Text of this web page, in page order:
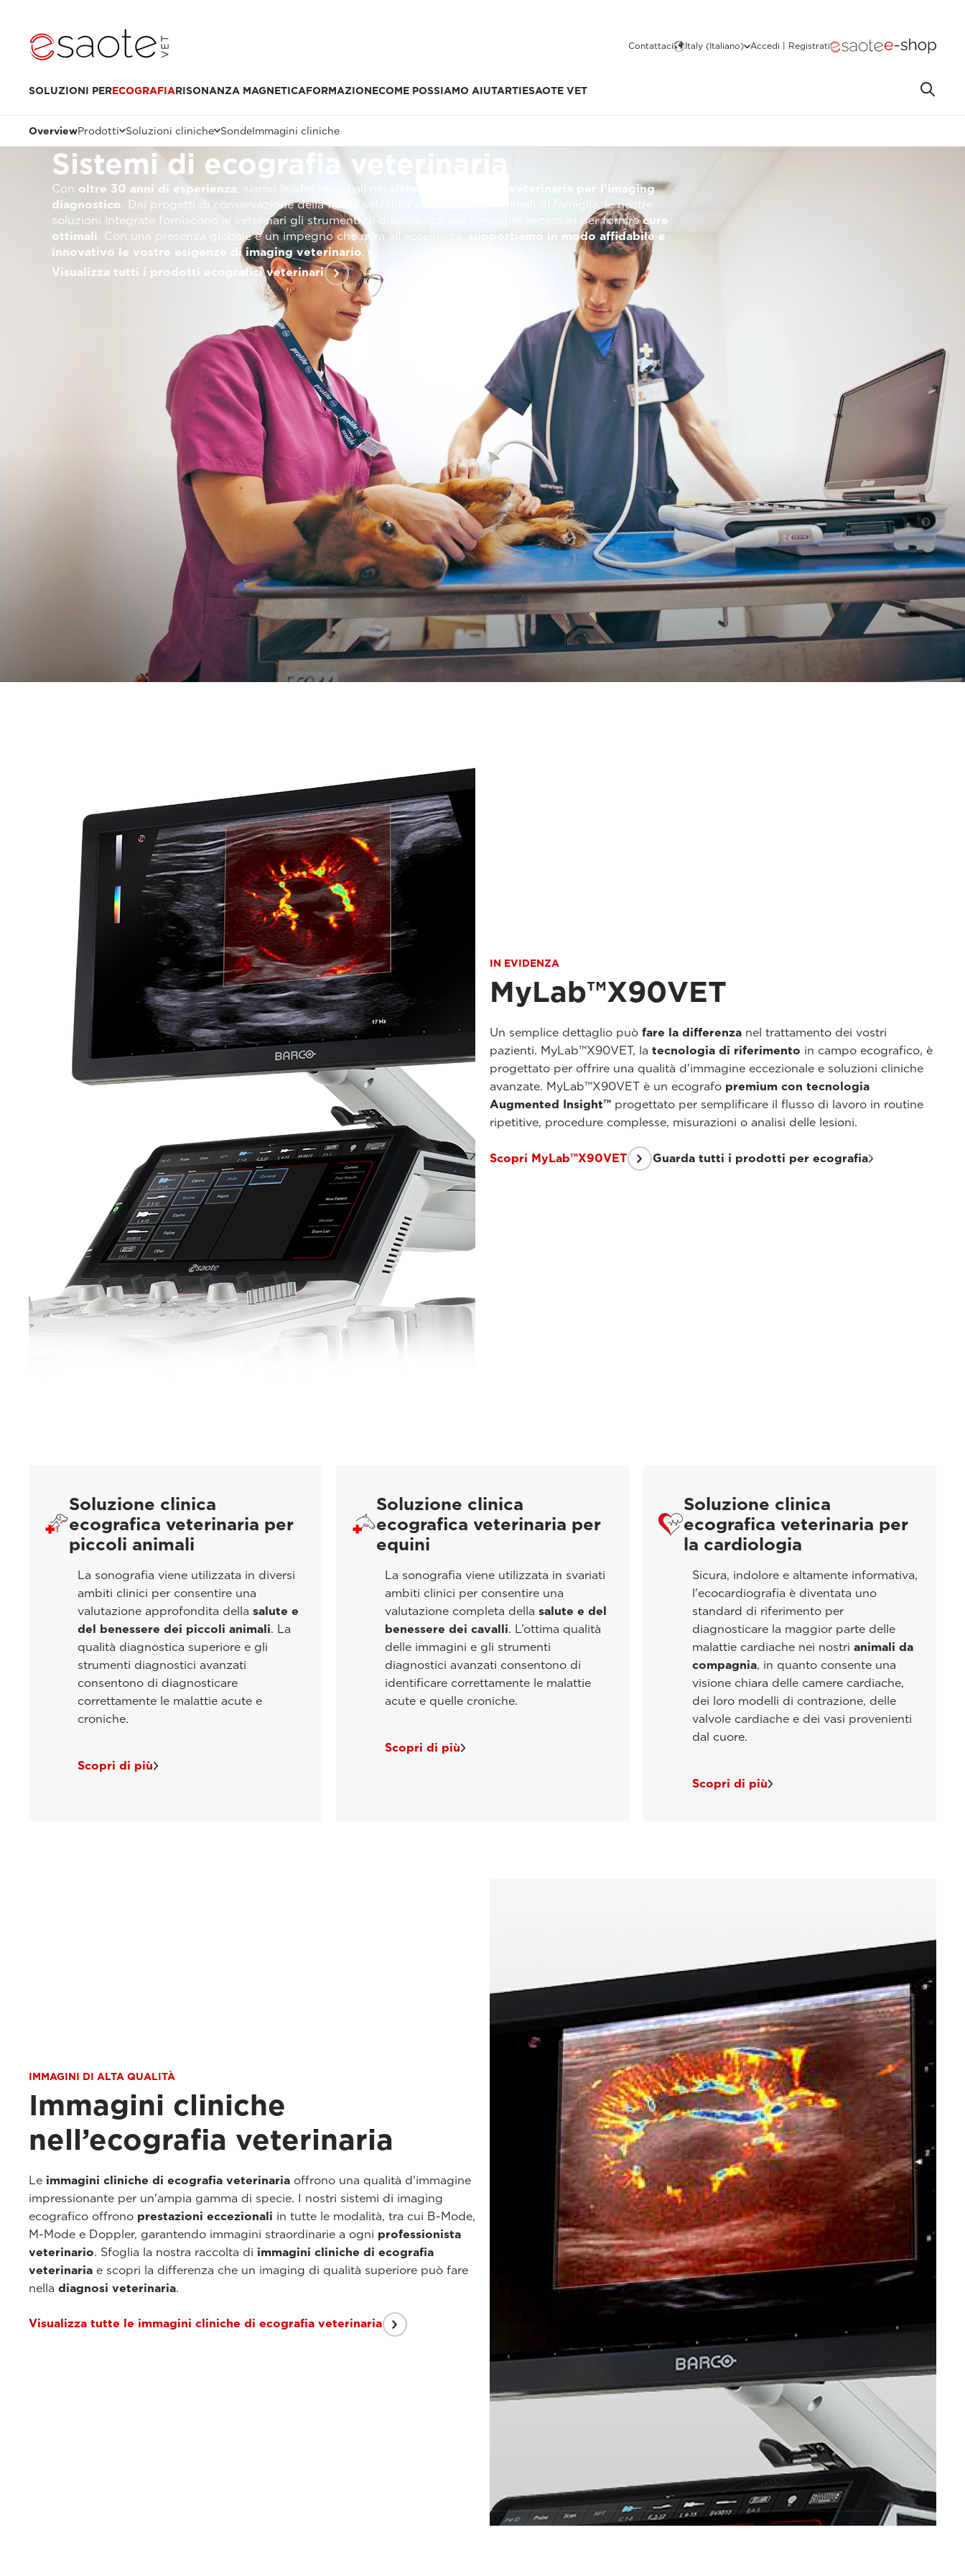
Contattaci Italy (Italiano) Accedi | Registrati
SOLUZIONI PERECOGRAFIARISONANZA MAGNETICAFORMAZIONECOME POSSIAMO AIUTARTIESAOTE VET
OverviewProdotti Soluzioni cliniche SondeImmagini cliniche
Sistemi di ecografia veterinaria
Con oltre 30 anni di esperienza, siamo leader mondiali nei
sistemi di ecografia veterinaria per l’imaging
diagnostico. Dai progetti di conservazione della fauna selvatica alla cura degli animali di famiglia, le nostre
soluzioni integrate forniscono ai veterinari gli strumenti di diagnostica per immagini necessari per fornirecure
ottimali. Con una presenza globale e un impegno che mira all'eccellenza,
supportiamo in modo affidabile e
innovativo le vostre esigenze di imaging veterinario.
Visualizza tutti i prodotti ecografici veterinari
IN EVIDENZA
MyLab™X90VET
Un semplice dettaglio può fare la differenza nel trattamento dei vostri
pazienti. MyLab™X90VET, la tecnologia di riferimento in campo ecografico, è
progettato per offrire una qualità d'immagine eccezionale e soluzioni cliniche
avanzate. MyLab™X90VET è un ecografo premium con tecnologia
Augmented Insight™ progettato per semplificare il flusso di lavoro in routine
ripetitive, procedure complesse, misurazioni o analisi delle lesioni.
Scopri MyLab™X90VET Guarda tutti i prodotti per ecografia
Soluzione clinica
ecografica veterinaria per
piccoli animali
La sonografia viene utilizzata in diversi
ambiti clinici per consentire una
valutazione approfondita della salute e
del benessere dei piccoli animali. La
qualità diagnostica superiore e gli
strumenti diagnostici avanzati
consentono di diagnosticare
correttamente le malattie acute e
croniche.
Scopri di più
Soluzione clinica
ecografica veterinaria per
equini
La sonografia viene utilizzata in svariati
ambiti clinici per consentire una
valutazione completa della salute e del
benessere dei cavalli. L’ottima qualità
delle immagini e gli strumenti
diagnostici avanzati consentono di
identificare correttamente le malattie
acute e quelle croniche.
Scopri di più
Soluzione clinica
ecografica veterinaria per
la cardiologia
Sicura, indolore e altamente informativa,
l'ecocardiografia è diventata uno
standard di riferimento per
diagnosticare la maggior parte delle
malattie cardiache nei nostri animali da
compagnia, in quanto consente una
visione chiara delle camere cardiache,
dei loro modelli di contrazione, delle
valvole cardiache e dei vasi provenienti
dal cuore.
Scopri di più
IMMAGINI DI ALTA QUALITÀ
Immagini cliniche
nell’ecografia veterinaria
Le immagini cliniche di ecografia veterinaria offrono una qualità d'immagine
impressionante per un'ampia gamma di specie. I nostri sistemi di imaging
ecografico offrono prestazioni eccezionali in tutte le modalità, tra cui B-Mode,
M-Mode e Doppler, garantendo immagini straordinarie a ogni professionista
veterinario. Sfoglia la nostra raccolta di immagini cliniche di ecografia
veterinaria e scopri la differenza che un imaging di qualità superiore può fare
nella diagnosi veterinaria.
Visualizza tutte le immagini cliniche di ecografia veterinaria